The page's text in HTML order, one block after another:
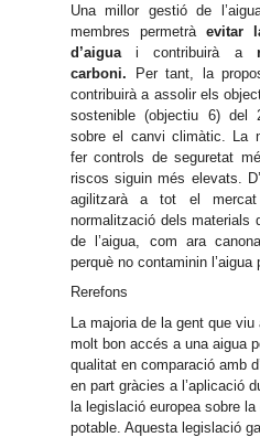
Una millor gestió de
membres permetràevitar
d’aigua i contribuirà a
carboni. Per tant, la
contribuirà a assolir els
sostenible (objectiu 6) del
sobre el canvi climàtic. La
fer controls de seguretat
riscos siguin més elevats.
agilitzarà a tot el
normalització dels materials
de l’aigua, com ara
perquè no contaminin l’aigua
Rerefons
La majoria de la gent que viu
molt bon accés a una aigua
qualitat en comparació amb
en part gràcies a l’aplicació
la legislació europea sobre la
potable. Aquesta legislació